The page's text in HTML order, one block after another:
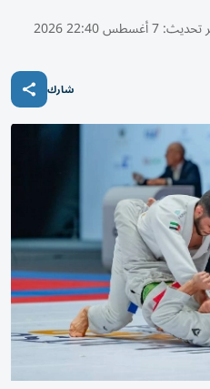
تحديث:7 أغسطس 22:40 2026
شارك